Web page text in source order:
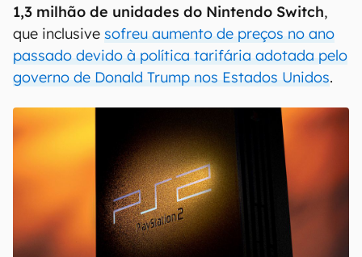
1,3 milhão de unidades do Nintendo Switch,
que inclusive sofreu aumento de preços no ano
passado devido à política tarifária adotada pelo
governo de Donald Trump nos Estados Unidos.